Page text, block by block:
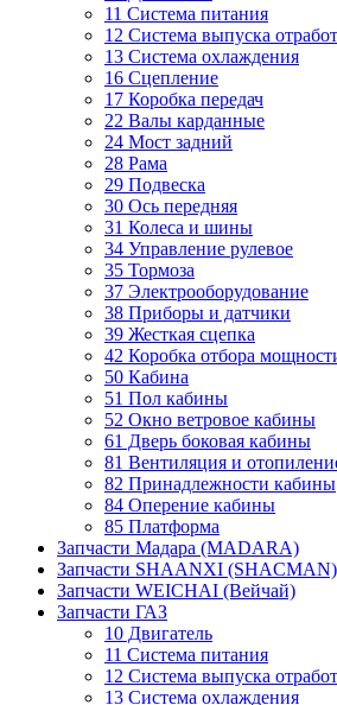
11 Система питания
12 Система выпуска
13 Система охлаждения
16 Сцепление
17 Коробка передач
22 Валы карданные
24 Мост задний
28 Рама
29 Подвеска
30 Ось передняя
31 Колеса и шины
34 Управление рулевое
35 Тормоза
37 Электрооборудование
38 Приборы и датчики
39 Жесткая сцепка
42 Коробка отбора
50 Кабина
51 Пол кабины
52 Окно ветровое кабины
61 Дверь боковая кабины
81 Вентиляция и
82 Принадлежности кабины
84 Оперение кабины
85 Платформа
Запчасти Мадара (MADARA)
Запчасти SHAANXI (SHACMAN)
Запчасти WEICHAI (Вейчай)
Запчасти ГАЗ
10 Двигатель
11 Система питания
12 Система выпуска
13 Система охлаждения